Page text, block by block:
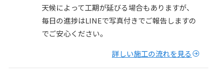
天候によって工期が延びる場合もありますが、
毎日の進捗はLINEで写真付きでご報告しますの
でご安心ください。
詳しい施工の流れを見る